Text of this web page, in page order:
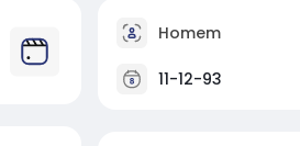
Homem
11-12-93